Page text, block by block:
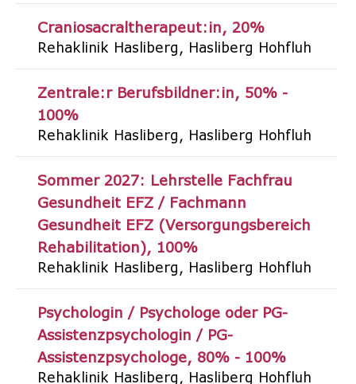
Craniosacraltherapeut:in 20%
Rehaklinik Hasliberg Hasliberg Hohfluh
Zentrale:r Berufsbildner:in
50% -
100%
Rehaklinik Hasliberg Hasliberg Hohfluh
Sommer 2027: Lehrstelle Fachfrau
Gesundheit EFZ / Fachmann
Gesundheit EFZ (Versorgungsbereich
Rehabilitation)
100%
Rehaklinik Hasliberg Hasliberg Hohfluh
Psychologin / Psychologe oder PG-
Assistenzpsychologin / PG-
Assistenzpsychologe
80% - 100%
Rehaklinik Hasliberg Hasliberg Hohfluh